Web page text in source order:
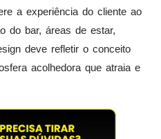
a experiência do cliente ao
do bar, áreas de estar,
deve refletir o conceito
acolhedora que atraia e